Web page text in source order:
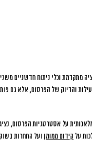
מתקדמת וכלי ניתוח חדשניים
והדיוק של הפרסום, אלא גם
על אסטרטגיות הפרסום,
על קידום ממומן ועל התחרות